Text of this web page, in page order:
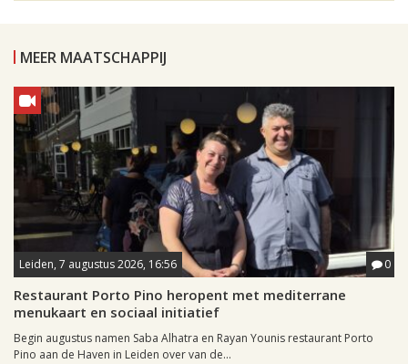
MEER MAATSCHAPPIJ
Leiden, 7 augustus 2026, 16:56 0
Restaurant Porto Pino heropent met mediterrane
menukaart en sociaal initiatief
Begin augustus namen Saba Alhatra en Rayan Younis restaurant Porto
Pino aan de Haven in Leiden over van de...